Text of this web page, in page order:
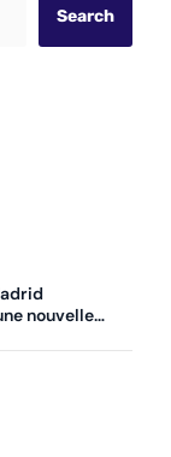
Search
nouvelle